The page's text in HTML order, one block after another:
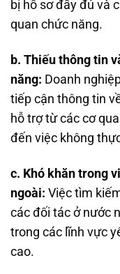
bị hồ sơ đầy đủ và
quan chức năng.
b. Thiếu thông tin
năng: Doanh
tiếp cận thông tin
hỗ trợ từ các cơ
đến việc không
c. Khó khăn trong
ngoài: Việc tìm
các đối tác ở nước
trong các lĩnh vực
cao.